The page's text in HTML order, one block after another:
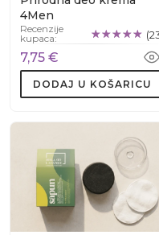
4Men
Recenzije
kupaca:
7,75 €
DODAJ U KOŠARICU